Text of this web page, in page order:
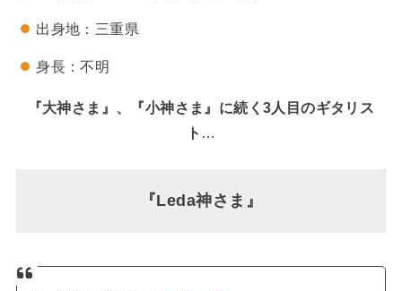
出身地：三重県
身長：不明
『大神さま』、『小神さま』に続く3人目のギタリス
ト …
『Leda神さま』